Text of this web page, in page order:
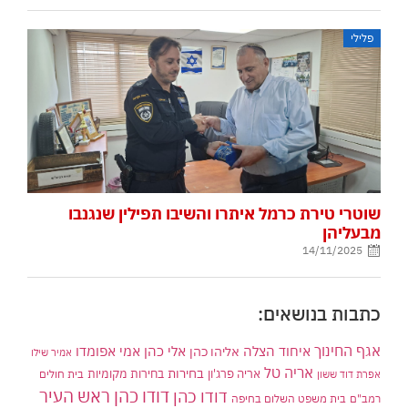
פלילי
שוטרי טירת כרמל איתרו והשיבו תפילין שנגנבו
מבעליהן
14/11/2025
כתבות בנושאים:
אגף החינוך איחוד הצלה אליהו כהן אלי כהן אמי אפומדו אמיר שילו
אפרת דוד ששון אריה טל אריה פרג'ון בחירות בחירות מקומיות בית חולים
רמב"ם בית משפט השלום בחיפה דודו כהן דודו כהן ראש העיר